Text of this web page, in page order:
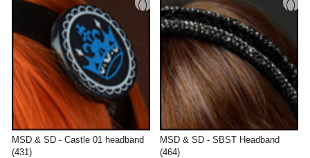
MSD & SD - Castle 01 headband
(431)
MSD & SD - SBST Headband
(464)